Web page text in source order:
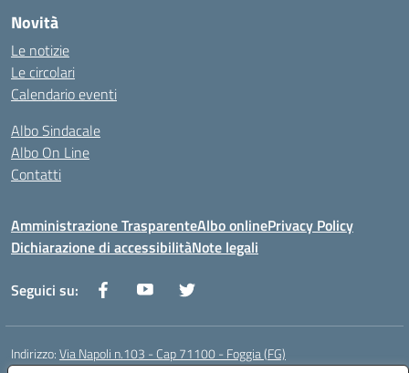
Novità
Le notizie
Le circolari
Calendario eventi
Albo Sindacale
Albo On Line
Contatti
Amministrazione TrasparenteAlbo onlinePrivacy Policy
Dichiarazione di accessibilitàNote legali
Seguici su:
Indirizzo:Via Napoli n.103 - Cap 71100 - Foggia (FG)